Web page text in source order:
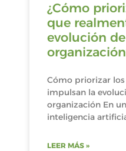
¿Cómo
que
evolución
Cómo priorizar
impulsan la
organización En
inteligencia
LEER MÁS »